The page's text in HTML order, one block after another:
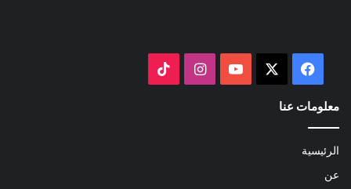
فيسبوك ‫YouTubeانستقرام
معلومات عنا
الرئيسية
عن